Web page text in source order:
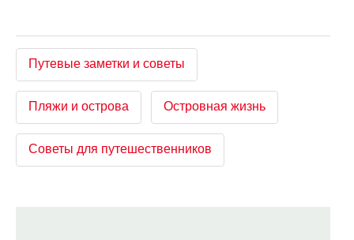
Путевые заметки и советы
Пляжи и острова Островная жизнь
Советы для путешественников